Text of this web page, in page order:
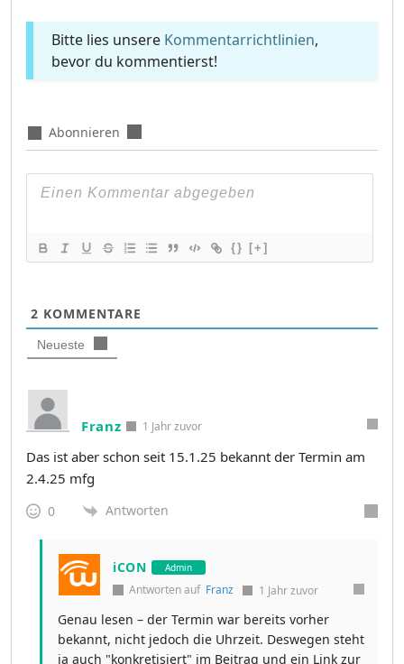
Bitte lies unsere Kommentarrichtlinien,
bevor du kommentierst!
Abonnieren
{} [+]
2 KOMMENTARE
Neueste
Franz 1 Jahr zuvor
Das ist aber schon seit 15.1.25 bekannt der Termin am
2.4.25 mfg
0 Antworten
iCON Admin
Antworten auf Franz 1 Jahr zuvor
Genau lesen – der Termin war bereits vorher
bekannt, nicht jedoch die Uhrzeit. Deswegen steht
ja auch "konkretisiert" im Beitrag und ein Link zur